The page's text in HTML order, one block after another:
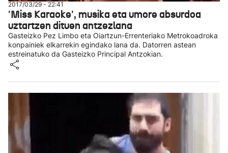
2017/03/29 - 22:41
'Miss Karaoke', musika eta umore absurdoa
uztartzen dituen antzezlana
Gasteizko Pez Limbo eta Oiartzun-Errenteriako Metrokoadroka
konpainiek elkarrekin egindako lana da. Datorren astean
estreinatuko da Gasteizko Principal Antzokian.